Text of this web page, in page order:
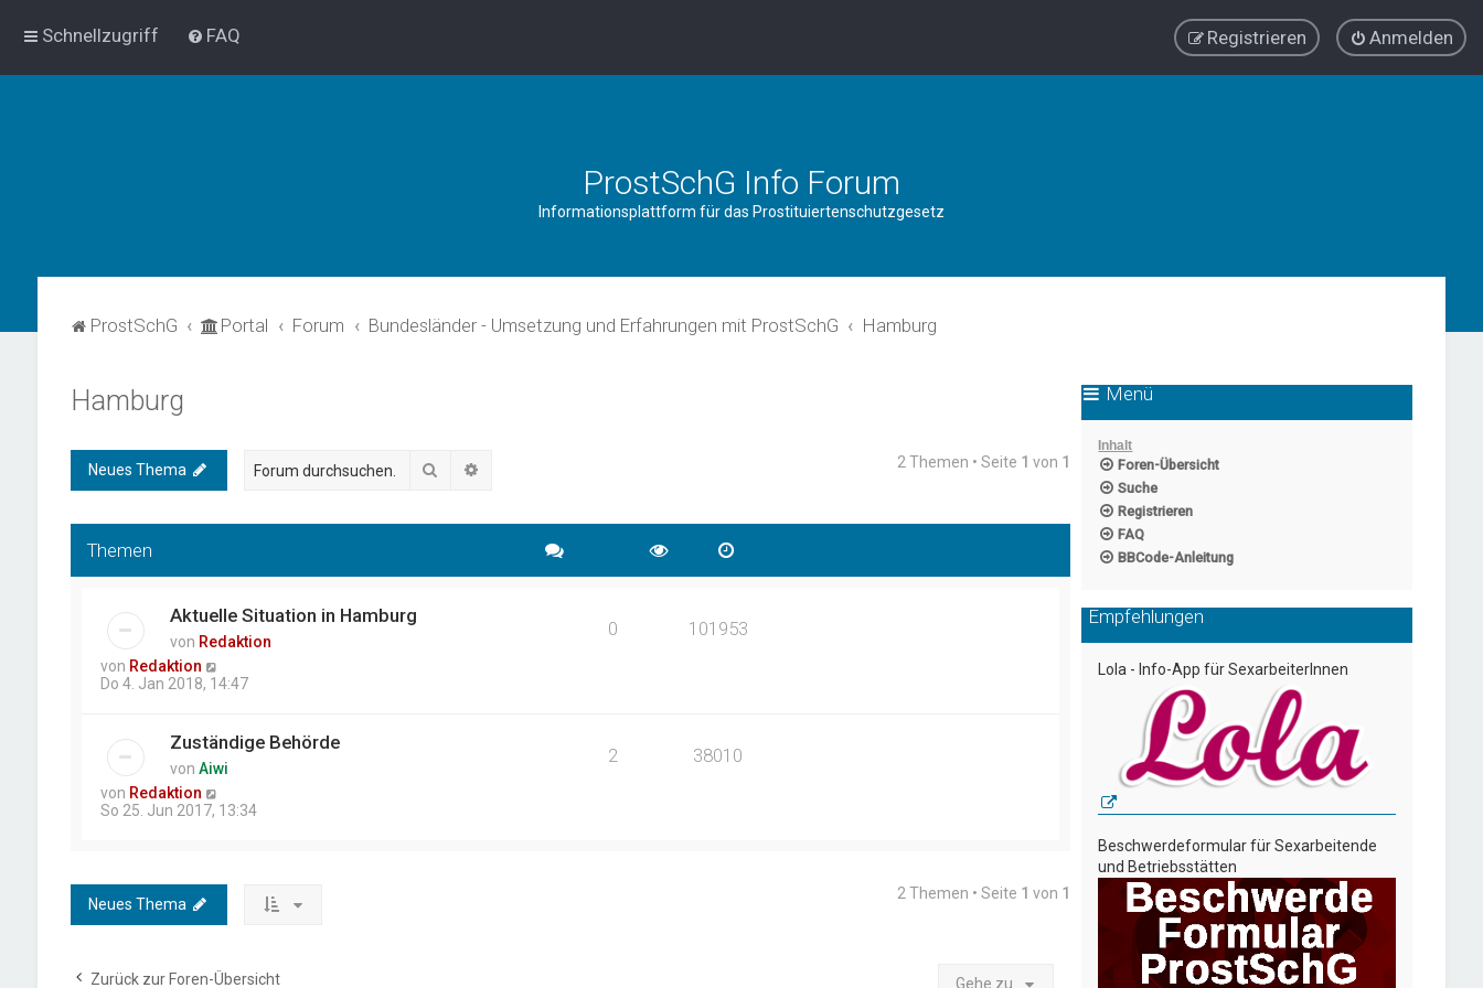
Schnellzugriff FAQ Anmelden
Registrieren
ProstSchG Info Forum
Informationsplattform für das Prostituiertenschutzgesetz
ProstSchG Portal Forum Bundesländer - Umsetzung und Erfahrungen mit ProstSchG Hamburg
Hamburg
Neues Thema Suche 2 Themen • Seite 1 von 1
Themen
Aktuelle Situation in Hamburg
von Redaktion
0 101953
von Redaktion
Do 4. Jan 2018, 14:47
Zuständige Behörde
von Aiwi
2 38010
von Redaktion
So 25. Jun 2017, 13:34
Neues Thema
2 Themen • Seite 1 von 1
Zurück zur Foren-Übersicht Gehe zu
Menü
Inhalt
Foren-Übersicht
Suche
Registrieren
FAQ
BBCode-Anleitung
Empfehlungen
Lola - Info-App für SexarbeiterInnen
Beschwerdeformular für Sexarbeitende
und Betriebsstätten